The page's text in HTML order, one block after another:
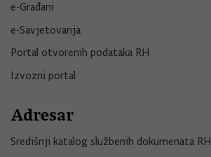
e-Građani
e-Savjetovanja
Portal otvorenih podataka RH
Izvozni portal
Adresar
Središnji katalog službenih dokumenata RH